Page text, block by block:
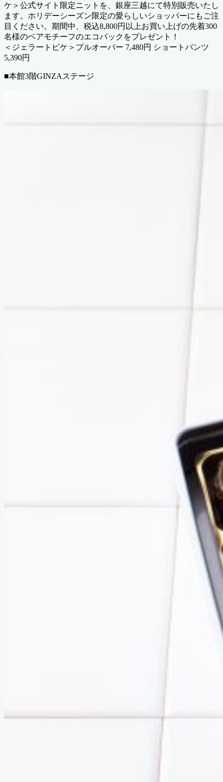
ケ＞公式サイト限定ニットを、銀座三越にて特別販売いたし
ます。ホリデーシーズン限定の愛らしいショッパーにもご注
目ください。期間中、税込8,800円以上お買い上げの先着300
名様のベアモチーフのエコバックをプレゼント！
＜ジェラートピケ＞プルオーバー 7,480円 ショートパンツ
5,390円
■本館3階GINZAステージ